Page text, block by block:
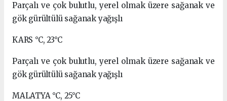
Parçalı ve çok bulutlu, yerel olmak üzere sağanak ve
gök gürültülü sağanak yağışlı
KARS °C, 23°C
Parçalı ve çok bulutlu, yerel olmak üzere sağanak ve
gök gürültülü sağanak yağışlı
MALATYA °C, 25°C